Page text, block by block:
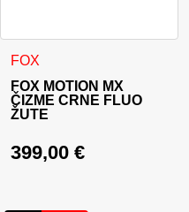
€.
Opcije se mogu odabrati
FOX
FOX MOTION MX
ČIZME CRNE FLUO
ŽUTE
399,00 €
Ovaj proizvod ima više